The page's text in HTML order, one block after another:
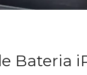
Bateria